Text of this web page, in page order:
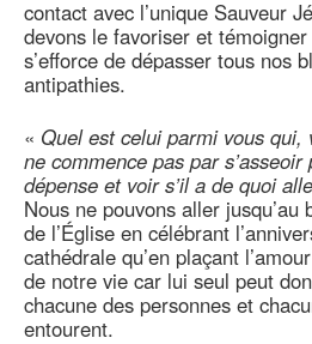
contact avec l’unique Sauveur
devons le favoriser et témoigner
s’efforce de dépasser tous nos
antipathies.
« Quel est celui parmi vous qui,
ne commence pas par
dépense et voir s’il a de quoi
Nous ne pouvons aller
de l’Église en célébrant
cathédrale qu’en plaçant
de notre vie car lui seul peut
chacune des personnes et
entourent.